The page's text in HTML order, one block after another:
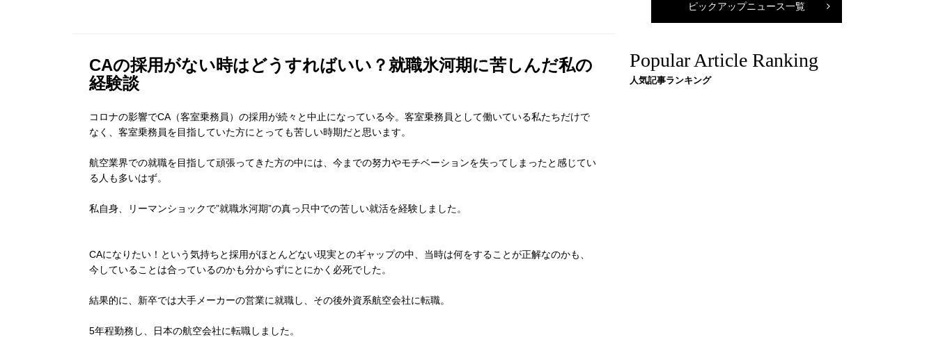
CAの採用がない時はどうすればいい？就職氷河期に苦しんだ私の
経験談
コロナの影響でCA（客室乗務員）の採用が続々と中止になっている今。客室乗務員として働いている私たちだけで
なく、客室乗務員を目指していた方にとっても苦しい時期だと思います。
航空業界での就職を目指して頑張ってきた方の中には、今までの努力やモチベーションを失ってしまったと感じてい
る人も多いはず。
私自身、リーマンショックで”就職氷河期”の真っ只中での苦しい就活を経験しました。
CAになりたい！という気持ちと採用がほとんどない現実とのギャップの中、当時は何をすることが正解なのかも、
今していることは合っているのかも分からずにとにかく必死でした。
結果的に、新卒では大手メーカーの営業に就職し、その後外資系航空会社に転職。
5年程勤務し、日本の航空会社に転職しました。
ピックアップニュース一覧
Popular Article Ranking
人気記事ランキング